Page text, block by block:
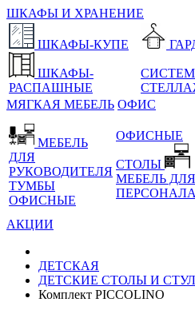
ШКАФЫ И ХРАНЕНИЕ
ШКАФЫ-КУПЕ
ШКАФЫ-
РАСПАШНЫЕ
МЯГКАЯ МЕБЕЛЬ ОФИС
МЕБЕЛЬ
ДЛЯ
РУКОВОДИТЕЛЯ
ТУМБЫ
ОФИСНЫЕ
ОФИСНЫЕ
СТОЛЫ
МЕБЕЛЬ ДЛЯ
ПЕРСОНАЛА
АКЦИИ
ДЕТСКАЯ
ДЕТСКИЕ СТОЛЫ И
Комплект PICCOLINO